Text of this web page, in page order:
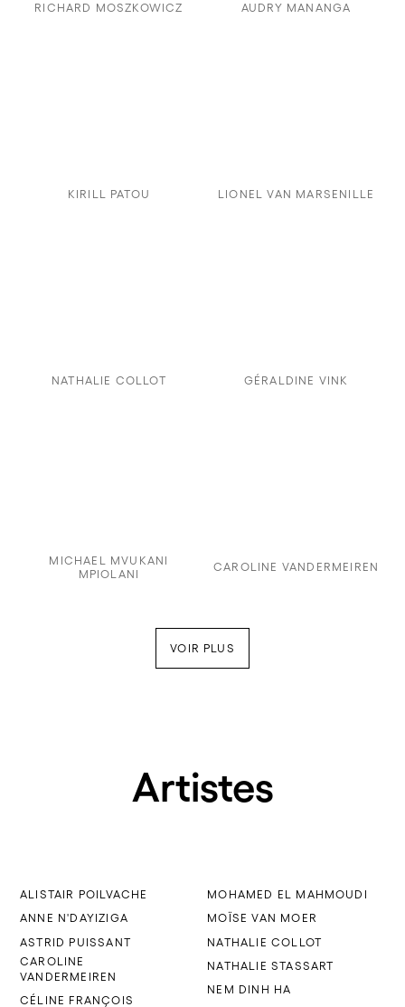
RICHARD MOSZKOWICZ AUDRY MANANGA
KIRILL PATOU LIONEL VAN MARSENILLE
NATHALIE COLLOT GÉRALDINE VINK
MICHAEL MVUKANI
MPIOLANI
CAROLINE VANDERMEIREN
VOIR PLUS
Artistes
ALISTAIR POILVACHE
ANNE N'DAYIZIGA
ASTRID PUISSANT
CAROLINE
VANDERMEIREN
CÉLINE FRANÇOIS
MOHAMED EL MAHMOUDI
MOÏSE VAN MOER
NATHALIE COLLOT
NATHALIE STASSART
NEM DINH HA